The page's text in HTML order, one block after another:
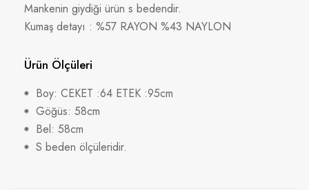
Mankenin giydiği ürün s bedendir.
Kumaş detayı : %57 RAYON %43 NAYLON
Ürün Ölçüleri
Boy: CEKET :64 ETEK :95cm
Göğüs: 58cm
Bel: 58cm
S beden ölçüleridir.